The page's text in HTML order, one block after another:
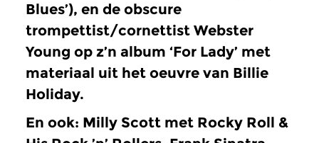
Blues’), en de obscure
trompettist/cornettist Webster
Young op z’n album ‘For Lady’ met
materiaal uit het oeuvre van Billie
Holiday.
En ook: Milly Scott met Rocky Roll &